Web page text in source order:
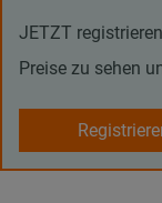
JETZT
Preise zu sehen